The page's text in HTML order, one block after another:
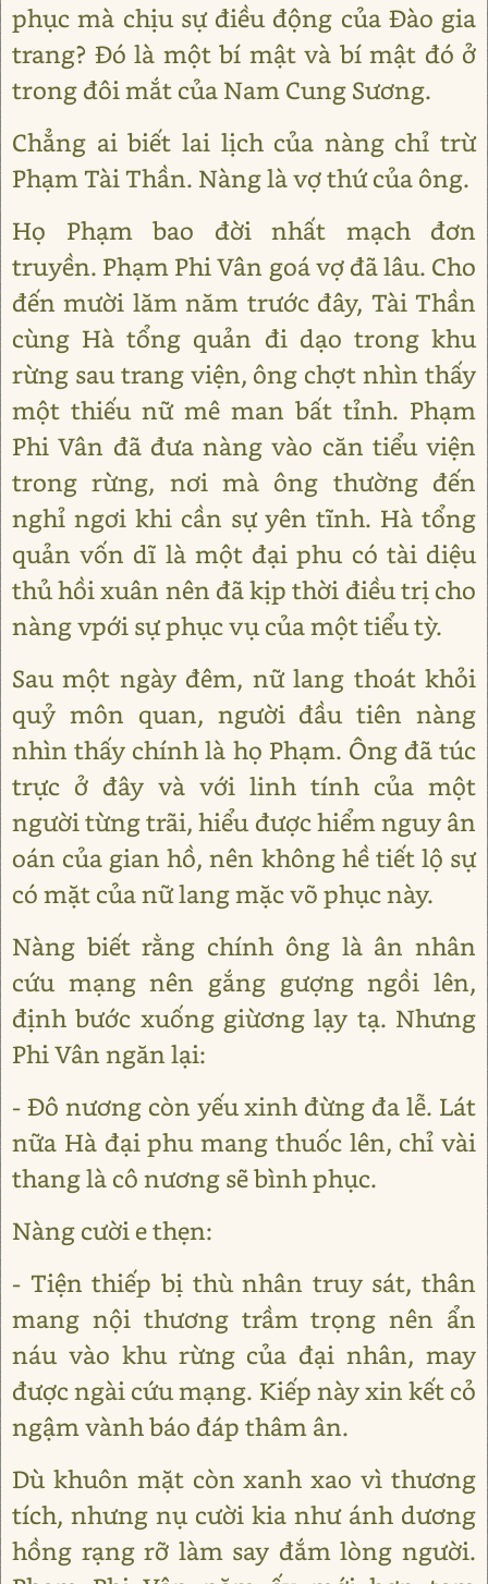
phục mà chịu sự điều động của Đào gia
trang? Đó là một bí mật và bí mật đó ở
trong đôi mắt của Nam Cung Sương.
Chẳng ai biết lai lịch của nàng chỉ trừ
Phạm Tài Thần. Nàng là vợ thứ của ông.
Họ Phạm bao đời nhất mạch đơn
truyền. Phạm Phi Vân goá vợ đã lâu. Cho
đến mười lăm năm trước đây, Tài Thần
cùng Hà tổng quản đi dạo trong khu
rừng sau trang viện, ông chợt nhìn thấy
một thiếu nữ mê man bất tỉnh. Phạm
Phi Vân đã đưa nàng vào căn tiểu viện
trong rừng, nơi mà ông thường đến
nghỉ ngơi khi cần sự yên tĩnh. Hà tổng
quản vốn dĩ là một đại phu có tài diệu
thủ hồi xuân nên đã kịp thời điều trị cho
nàng vpới sự phục vụ của một tiểu tỳ.
Sau một ngày đêm, nữ lang thoát khỏi
quỷ môn quan, người đầu tiên nàng
nhìn thấy chính là họ Phạm. Ông đã túc
trực ở đây và với linh tính của một
người từng trãi, hiểu được hiểm nguy ân
oán của gian hồ, nên không hề tiết lộ sự
có mặt của nữ lang mặc võ phục này.
Nàng biết rằng chính ông là ân nhân
cứu mạng nên gắng gượng ngồi lên,
định bước xuống giừơng lạy tạ. Nhưng
Phi Vân ngăn lại:
- Đô nương còn yếu xinh đừng đa lễ. Lát
nữa Hà đại phu mang thuốc lên, chỉ vài
thang là cô nương sẽ bình phục.
Nàng cười e thẹn:
- Tiện thiếp bị thù nhân truy sát, thân
mang nội thương trầm trọng nên ẩn
náu vào khu rừng của đại nhân, may
được ngài cứu mạng. Kiếp này xin kết cỏ
ngậm vành báo đáp thâm ân.
Dù khuôn mặt còn xanh xao vì thương
tích, nhưng nụ cười kia như ánh dương
hồng rạng rỡ làm say đắm lòng người.